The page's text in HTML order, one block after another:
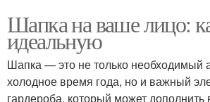
Шапка на ваше лицо:
идеальную
Шапка — это не только необходимый
холодное время года, но и важный
гардероба, который может дополнить